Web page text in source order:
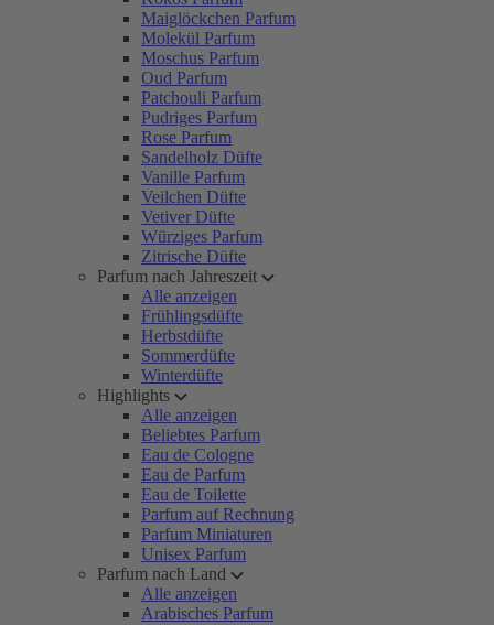
Maiglöckchen Parfum
Molekül Parfum
Moschus Parfum
Oud Parfum
Patchouli Parfum
Pudriges Parfum
Rose Parfum
Sandelholz Düfte
Vanille Parfum
Veilchen Düfte
Vetiver Düfte
Würziges Parfum
Zitrische Düfte
Parfum nach Jahreszeit
Alle anzeigen
Frühlingsdüfte
Herbstdüfte
Sommerdüfte
Winterdüfte
Highlights
Alle anzeigen
Beliebtes Parfum
Eau de Cologne
Eau de Parfum
Eau de Toilette
Parfum auf Rechnung
Parfum Miniaturen
Unisex Parfum
Parfum nach Land
Alle anzeigen
Arabisches Parfum